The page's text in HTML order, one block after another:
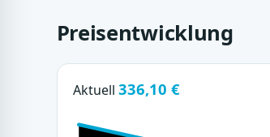
Preisentwicklung
Aktuell 336,10 €